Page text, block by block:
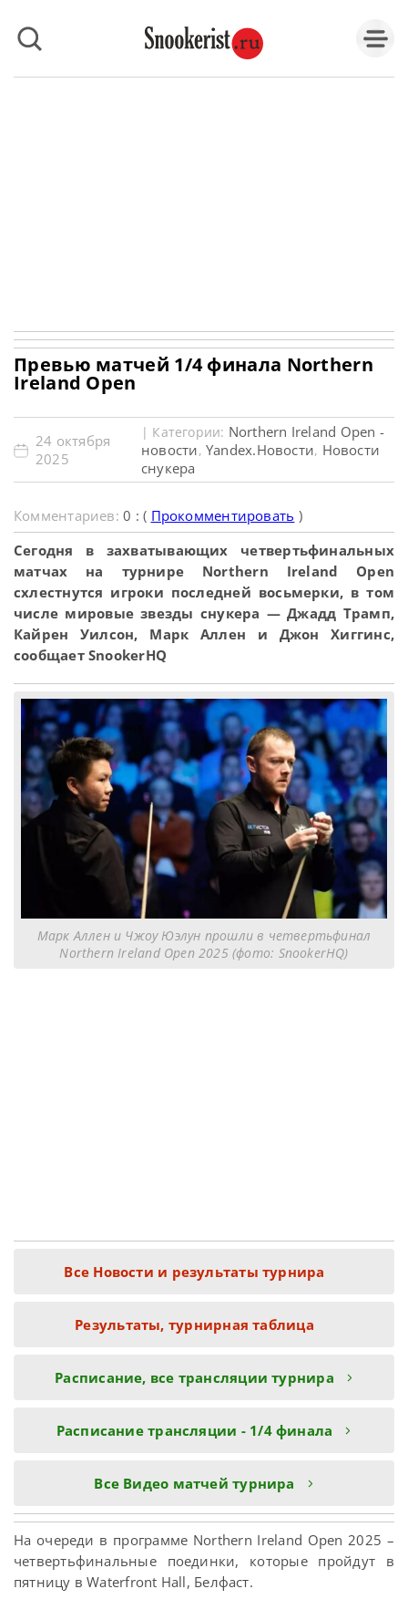
Превью матчей 1/4 финала Northern
Ireland Open
24 октября
2025
| Категории: Northern Ireland Open -
новости, Yandex.Новости, Новости
снукера
Комментариев:0 : ( Прокомментировать )
Сегодня в захватывающих четвертьфинальных
матчах на турнире Northern Ireland Open
схлестнутся игроки последней восьмерки, в том
числе мировые звезды снукера — Джадд Трамп,
Кайрен Уилсон, Марк Аллен и Джон Хиггинс,
сообщает SnookerHQ
Марк Аллен и Чжоу Юэлун прошли в четвертьфинал
Northern Ireland Open 2025 (фото: SnookerHQ)
Все Новости и результаты турнира
Результаты, турнирная таблица
Расписание, все трансляции турнира
Расписание трансляции - 1/4 финала
Все Видео матчей турнира
На очереди в программе Northern Ireland Open 2025 –
четвертьфинальные поединки, которые пройдут в
пятницу в Waterfront Hall, Белфаст.